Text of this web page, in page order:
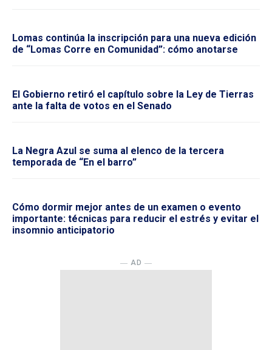
Lomas continúa la inscripción para una nueva edición
de “Lomas Corre en Comunidad”: cómo anotarse
El Gobierno retiró el capítulo sobre la Ley de Tierras
ante la falta de votos en el Senado
La Negra Azul se suma al elenco de la tercera
temporada de “En el barro”
Cómo dormir mejor antes de un examen o evento
importante: técnicas para reducir el estrés y evitar el
insomnio anticipatorio
― AD ―